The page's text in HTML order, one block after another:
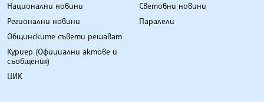
Национални новини
Регионални новини
Общинските съвети решават
Куриер (Официални актове и
съобщения)
ЦИК
Световни новини
Паралели